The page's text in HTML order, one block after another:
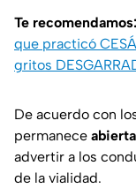
Te recomendamos:
que practicó
gritos
De acuerdo con
permanece abierta
advertir a los
de la vialidad.